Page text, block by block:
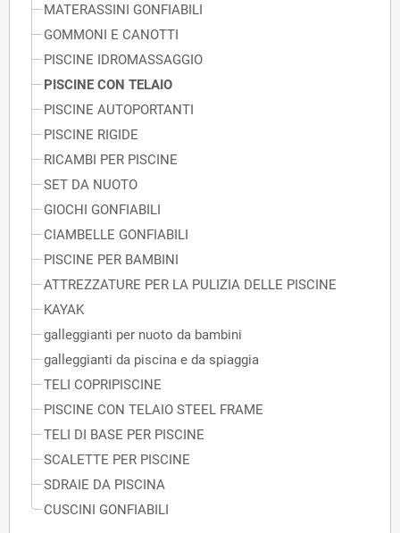
MATERASSINI GONFIABILI
GOMMONI E CANOTTI
PISCINE IDROMASSAGGIO
PISCINE CON TELAIO
PISCINE AUTOPORTANTI
PISCINE RIGIDE
RICAMBI PER PISCINE
SET DA NUOTO
GIOCHI GONFIABILI
CIAMBELLE GONFIABILI
PISCINE PER BAMBINI
ATTREZZATURE PER LA PULIZIA DELLE PISCINE
KAYAK
galleggianti per nuoto da bambini
galleggianti da piscina e da spiaggia
TELI COPRIPISCINE
PISCINE CON TELAIO STEEL FRAME
TELI DI BASE PER PISCINE
SCALETTE PER PISCINE
SDRAIE DA PISCINA
CUSCINI GONFIABILI